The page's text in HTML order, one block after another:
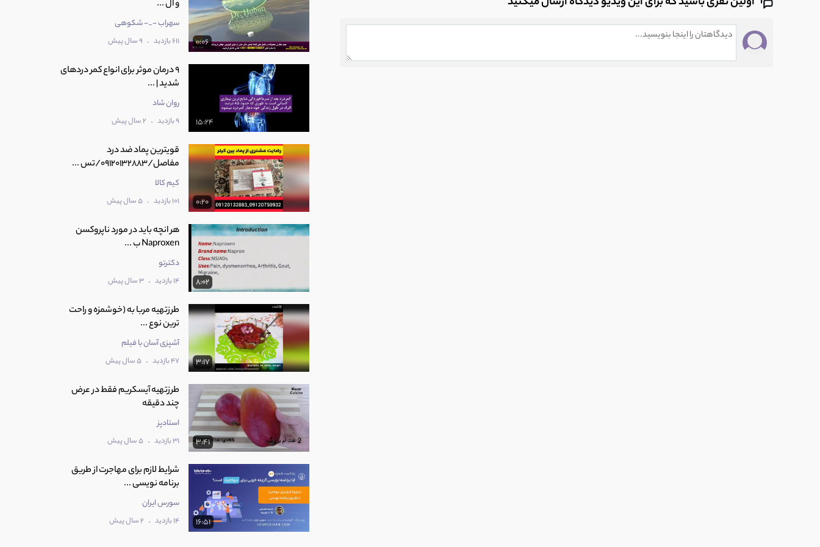
0:06
و ال ...
سهراب -_- شکوهی
611 بازدید . 9 سال پیش
15:24
9 درمان موثر برای انواع کمر دردهای
شدید | ...
روان شاد
9 بازدید . 2 سال پیش
0:20
قویترین پماد ضد درد
مفاصل/09120132883/تس ...
کیم کالا
101 بازدید . 5 سال پیش
8:02
هر انچه باید در مورد ناپروکسن
Naproxen ب ...
دکترتو
14 بازدید . 3 سال پیش
3:17
طرزتهیه مربا به (خوشمزه و راحت
ترین نوع ...
آشپزی آسان با فیلم
47 بازدید . 5 سال پیش
3:41
طرزتهیه آیسکریم فقط در عرض
چند دقیقه
استادپز
31 بازدید . 5 سال پیش
16:51
شرایط لازم برای مهاجرت از طریق
برنامه نویسی ...
سورس ایران
14 بازدید . 2 سال پیش